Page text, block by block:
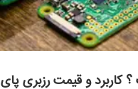
کاربرد و قیمت رزبری پای